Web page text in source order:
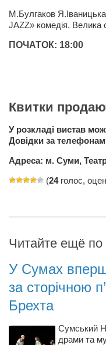
Барды
Владимир
Оксана
Евгений
Ольга Чикина
Бизнес-партнёры
М.Булгаков
JAZZ» комедія. Велика
ПОЧАТОК: 18:00
Квитки
У розкладі вистав
Довідки за
Адреса: м. Суми,
(24голос,
Читайте ещё по
У Сумах
за сторічною
Брехта
Сумський
драми та